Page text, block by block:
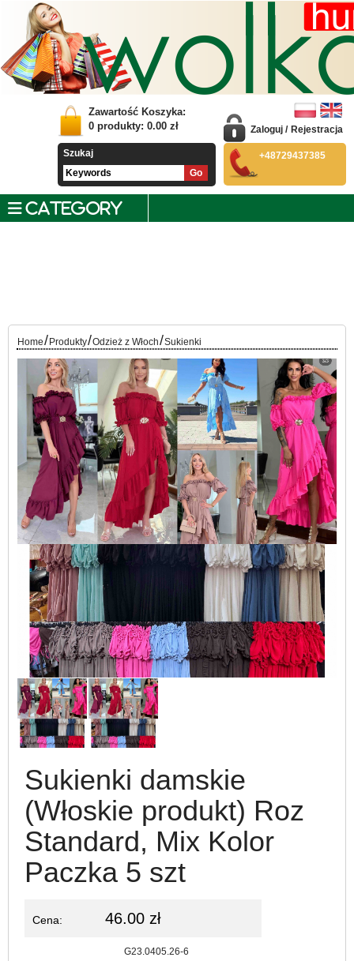
Zawartość Koszyka:
0 produkty: 0.00 zł
Szukaj
Zaloguj / Rejestracja
+48729437385
CATEGORY
Home/ Produkty/Odzież z Włoch/Sukienki
Sukienki damskie
(Włoskie produkt) Roz
Standard, Mix Kolor
Paczka 5 szt
Cena: 46.00 zł
G23.0405.26-6